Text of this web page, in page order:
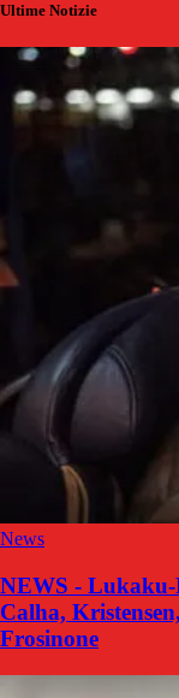
Ultime Notizie
News
NEWS - Lukaku-
Calha,
Frosinone